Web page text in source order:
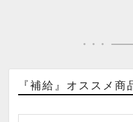
『補給』オススメ商